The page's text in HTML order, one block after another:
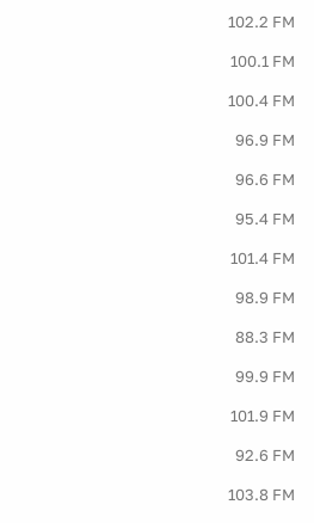
102.2 FM
100.1 FM
100.4 FM
96.9 FM
96.6 FM
95.4 FM
101.4 FM
98.9 FM
88.3 FM
99.9 FM
101.9 FM
92.6 FM
103.8 FM